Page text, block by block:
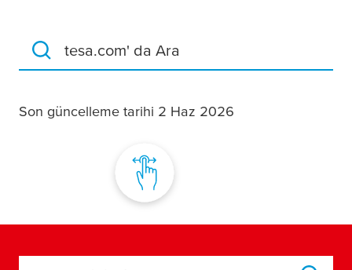
tesa.com' da Ara
Son güncelleme tarihi 2 Haz 2026